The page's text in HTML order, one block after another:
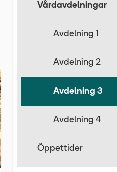
Vårdavdelningar
Avdelning 1
Avdelning 2
Avdelning 3
Avdelning 4
Öppettider